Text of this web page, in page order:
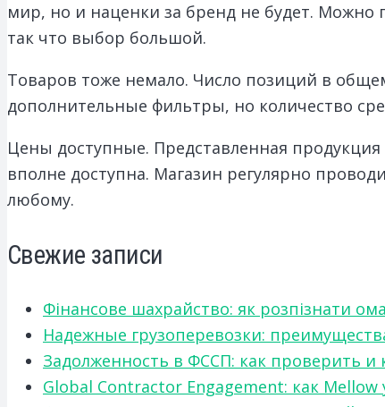
мир, но и наценки за бренд не будет.
так что выбор большой.
Товаров тоже немало. Число позиций в
дополнительные фильтры, но количество
Цены доступные. Представленная
вполне доступна. Магазин регулярно
любому.
Свежие записи
Фінансове шахрайство: як розпізнати
Надежные грузоперевозки:
Задолженность в ФССП: как проверить и
Global Contractor Engagement: как